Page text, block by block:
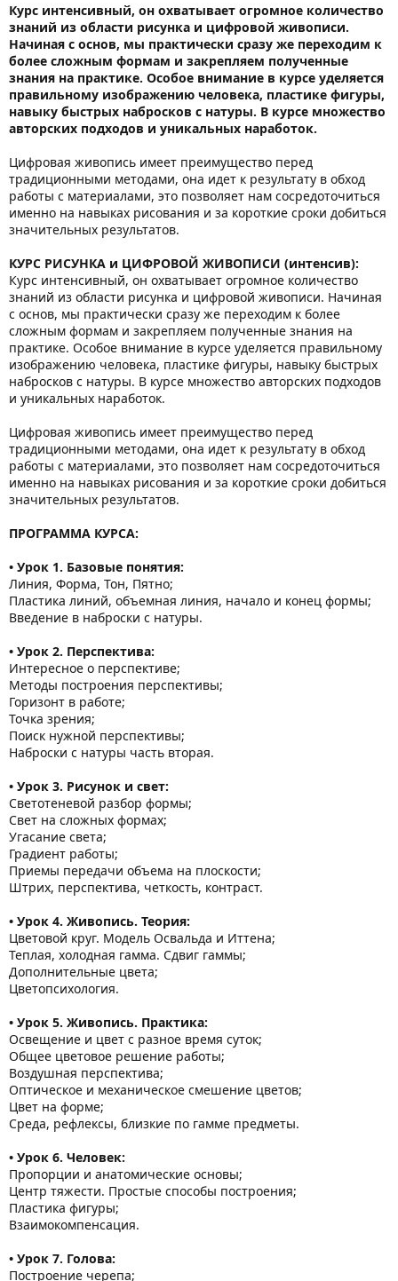
Курс интенсивный, он охватывает огромное количество
знаний из области рисунка и цифровой живописи.
Начиная с основ, мы практически сразу же переходим к
более сложным формам и закрепляем полученные
знания на практике. Особое внимание в курсе уделяется
правильному изображению человека, пластике фигуры,
навыку быстрых набросков с натуры. В курсе множество
авторских подходов и уникальных наработок.
Цифровая живопись имеет преимущество перед
традиционными методами, она идет к результату в обход
работы с материалами, это позволяет нам сосредоточиться
именно на навыках рисования и за короткие сроки добиться
значительных результатов.
КУРС РИСУНКА и ЦИФРОВОЙ ЖИВОПИСИ (интенсив):
Курс интенсивный, он охватывает огромное количество
знаний из области рисунка и цифровой живописи. Начиная
с основ, мы практически сразу же переходим к более
сложным формам и закрепляем полученные знания на
практике. Особое внимание в курсе уделяется правильному
изображению человека, пластике фигуры, навыку быстрых
набросков с натуры. В курсе множество авторских подходов
и уникальных наработок.
Цифровая живопись имеет преимущество перед
традиционными методами, она идет к результату в обход
работы с материалами, это позволяет нам сосредоточиться
именно на навыках рисования и за короткие сроки добиться
значительных результатов.
ПРОГРАММА КУРСА:
• Урок 1. Базовые понятия:
Линия, Форма, Тон, Пятно;
Пластика линий, объемная линия, начало и конец формы;
Введение в наброски с натуры.
• Урок 2. Перспектива:
Интересное о перспективе;
Методы построения перспективы;
Горизонт в работе;
Точка зрения;
Поиск нужной перспективы;
Наброски с натуры часть вторая.
• Урок 3. Рисунок и свет:
Светотеневой разбор формы;
Свет на сложных формах;
Угасание света;
Градиент работы;
Приемы передачи объема на плоскости;
Штрих, перспектива, четкость, контраст.
• Урок 4. Живопись. Теория:
Цветовой круг. Модель Освальда и Иттена;
Теплая, холодная гамма. Сдвиг гаммы;
Дополнительные цвета;
Цветопсихология.
• Урок 5. Живопись. Практика:
Освещение и цвет с разное время суток;
Общее цветовое решение работы;
Воздушная перспектива;
Оптическое и механическое смешение цветов;
Цвет на форме;
Среда, рефлексы, близкие по гамме предметы.
• Урок 6. Человек:
Пропорции и анатомические основы;
Центр тяжести. Простые способы построения;
Пластика фигуры;
Взаимокомпенсация.
• Урок 7. Голова:
Построение черепа;